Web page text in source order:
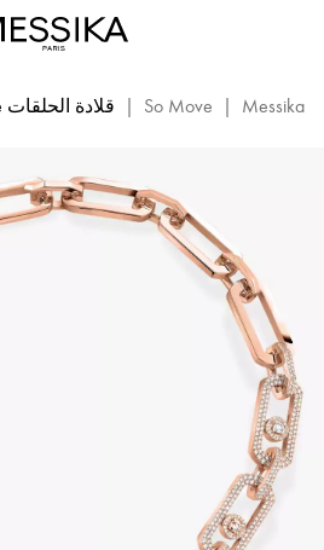
مقاس
ميسيكا
13079-
PG
Messika
|
So Move
| قلادة الحلقات So Move المرصوفة